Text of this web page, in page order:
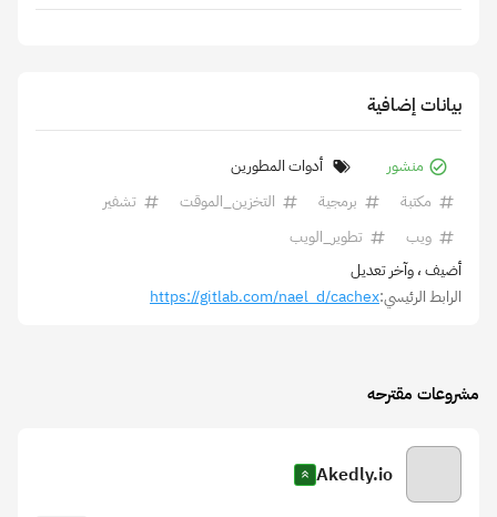
بيانات إضافية
منشور
أدوات المطورين
مكتبة
برمجية التخزين_الموقت
تشفير
ويب
تطوير_الويب
أضيف، وآخر تعديل
الرابط الرئيسي:https://gitlab.com/nael_d/cachex
مشروعات مقترحه
Akedly.io